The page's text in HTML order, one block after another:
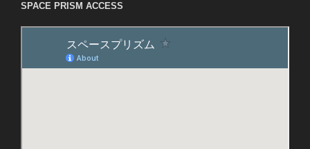
SPACE PRISM ACCESS